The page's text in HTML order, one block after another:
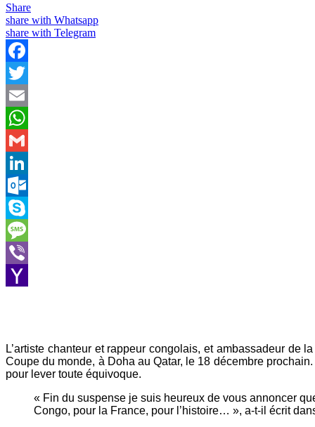
Share
share with Whatsapp
share with Telegram
Facebook
Twitter
Email
WhatsApp
Gmail
LinkedIn
Outlook.com
Skype
Message
Viber
L’artiste chanteur et rappeur congolais, et ambassadeur de
Coupe du monde, à Doha au Qatar, le 18 décembre
pour lever toute équivoque.
« Fin du suspense je suis heureux de vous annoncer
Congo, pour la France, pour l’histoire… », a-t-il écrit